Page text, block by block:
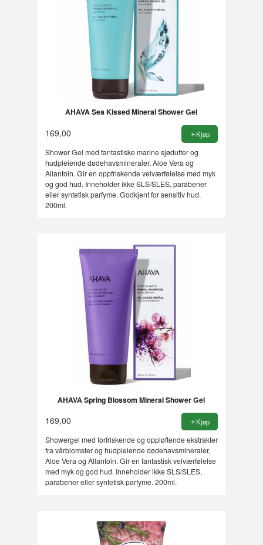
AHAVA Sea Kissed Mineral Shower Gel
169,00 Kjøp
Shower Gel med fantastiske marine sjødufter og
hudpleiende dødehavsmineraler, Aloe Vera og
Allantoin. Gir en oppfriskende velværfølelse med myk
og god hud. Inneholder ikke SLS/SLES, parabener
eller syntetisk parfyme. Godkjent for sensitiv hud.
200ml.
AHAVA Spring Blossom Mineral Shower Gel
169,00 Kjøp
Showergel med forfriskende og oppløftende ekstrakter
fra vårblomster og hudpleiende dødehavsmineraler,
Aloe Vera og Allantoin. Gir en fantastisk velværfølelse
med myk og god hud. Inneholder ikke SLS/SLES,
parabener eller syntetisk parfyme. 200ml.